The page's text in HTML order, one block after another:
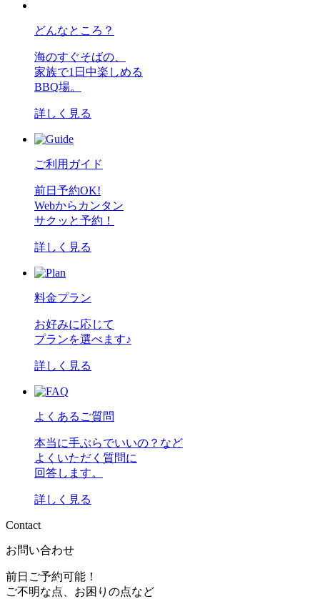
どんなところ？
海のすぐそばの、
家族で1日中楽しめる
BBQ場。
詳しく見る
ご利用ガイド
前日予約OK!
Webからカンタン
サクッと予約！
詳しく見る
料金プラン
お好みに応じて
プランを選べます♪
詳しく見る
よくあるご質問
本当に手ぶらでいいの？など
よくいただく質問に
回答します。
詳しく見る
Contact
お問い合わせ
前日ご予約可能！
ご不明な点、お困りの点など